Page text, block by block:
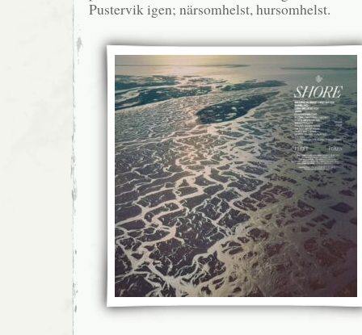
Pustervik igen; närsomhelst, hursomhelst.